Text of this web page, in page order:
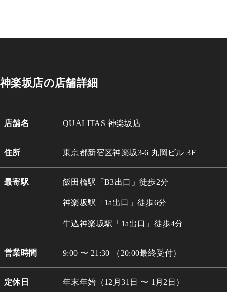
神楽坂店の店舗詳細
店舗名 QUALITAS 神楽坂店
住所 東京都新宿区神楽坂3-6 丸岡ビル 3F
最寄駅 飯田橋駅「B3出口」徒歩2分
神楽坂駅「1a出口」徒歩6分
牛込神楽坂駅「1a出口」徒歩4分
営業時間 9:00 〜 21:30 （20:00最終受付）
定休日 年末年始（12月31日 〜 1月2日）